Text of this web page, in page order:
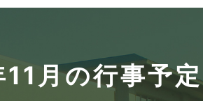
月の行事予定